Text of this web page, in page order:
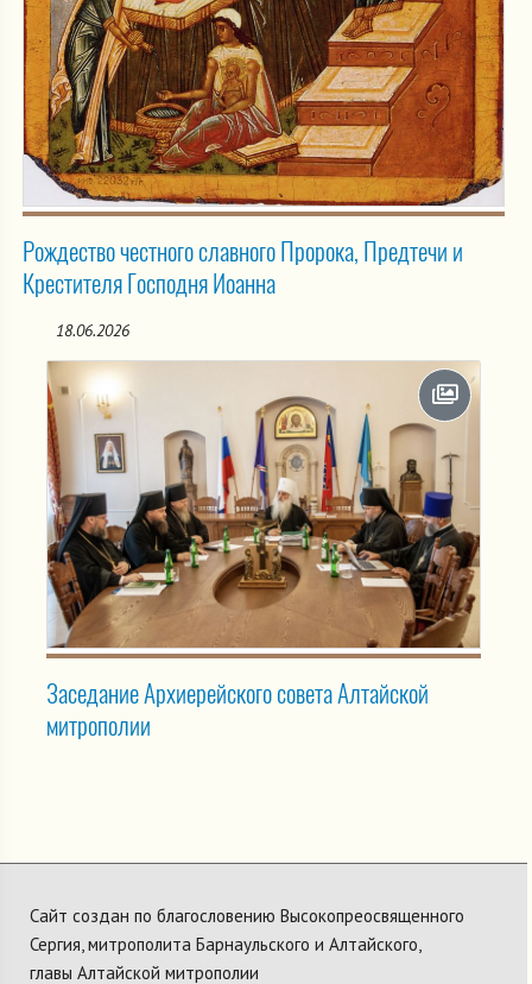
Рождество честного славного Пророка, Предтечи и
Крестителя Господня Иоанна
18.06.2026
Заседание Архиерейского совета Алтайской
митрополии
Сайт создан по благословению Высокопреосвященного
Сергия, митрополита Барнаульского и Алтайского,
главы Алтайской митрополии